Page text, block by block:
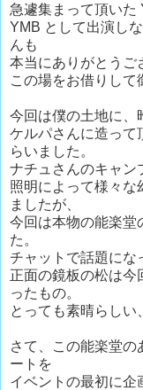
急遽集まって頂いた
YMB として出演し
んも
本当にありがとうご
この場をお借りして
今回は僕の土地に、
ケルパさんに造って
らいました。
ナチュさんのキャン
照明によって様々な
ましたが、
今回は本物の能楽堂
た。
チャットで話題にな
正面の鏡板の松は今
ったもの。
とっても素晴らしい
さて、この能楽堂の
ートを
イベントの最初に企